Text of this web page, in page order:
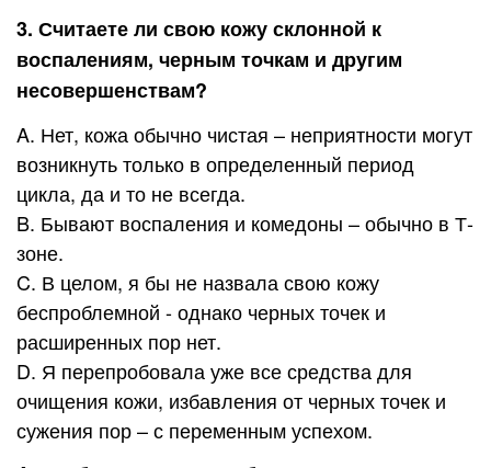
3. Считаете ли свою кожу склонной к
воспалениям, черным точкам и другим
несовершенствам?
A. Нет, кожа обычно чистая – неприятности могут
возникнуть только в определенный период
цикла, да и то не всегда.
B. Бывают воспаления и комедоны – обычно в Т-
зоне.
C. В целом, я бы не назвала свою кожу
беспроблемной - однако черных точек и
расширенных пор нет.
D. Я перепробовала уже все средства для
очищения кожи, избавления от черных точек и
сужения пор – с переменным успехом.